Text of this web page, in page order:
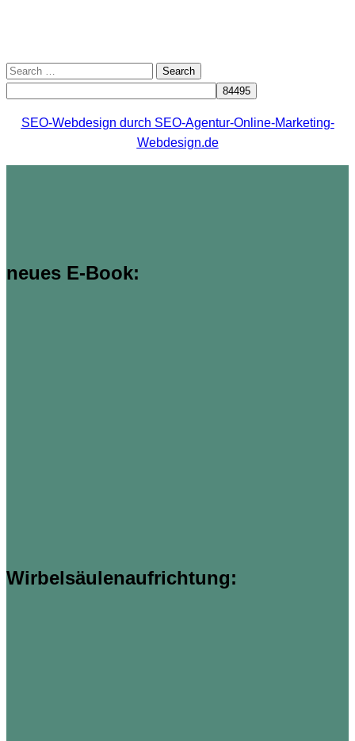
Search
SEO-Webdesign durch SEO-Agentur-Online-Marketing-
Webdesign.de
neues E-Book:
Wirbelsäulenaufrichtung: